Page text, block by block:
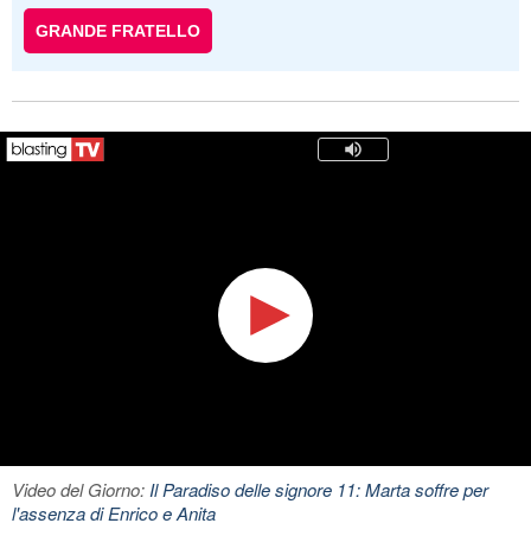
GRANDE FRATELLO
Video del Giorno:Il Paradiso delle signore 11: Marta soffre per
l'assenza di Enrico e Anita